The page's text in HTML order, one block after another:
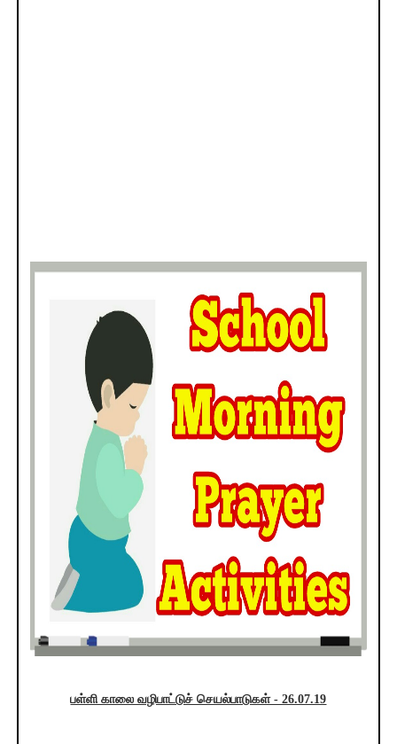
பள்ளி காலை வழிபாட்டுச் செயல்பாடுகள் - 26.07.19